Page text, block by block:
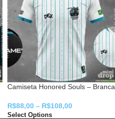
Camiseta Honored Souls – Branca
R$88,00 – R$108,00
Select Options